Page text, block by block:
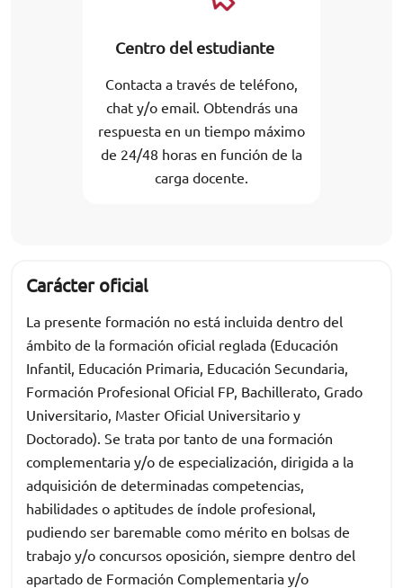
Centro del estudiante
Contacta a través de teléfono,
chat y/o email. Obtendrás una
respuesta en un tiempo máximo
de 24/48 horas en función de la
carga docente.
Carácter oficial
La presente formación no está incluida dentro del
ámbito de la formación oficial reglada (Educación
Infantil, Educación Primaria, Educación Secundaria,
Formación Profesional Oficial FP, Bachillerato, Grado
Universitario, Master Oficial Universitario y
Doctorado). Se trata por tanto de una formación
complementaria y/o de especialización, dirigida a la
adquisición de determinadas competencias,
habilidades o aptitudes de índole profesional,
pudiendo ser baremable como mérito en bolsas de
trabajo y/o concursos oposición, siempre dentro del
apartado de Formación Complementaria y/o